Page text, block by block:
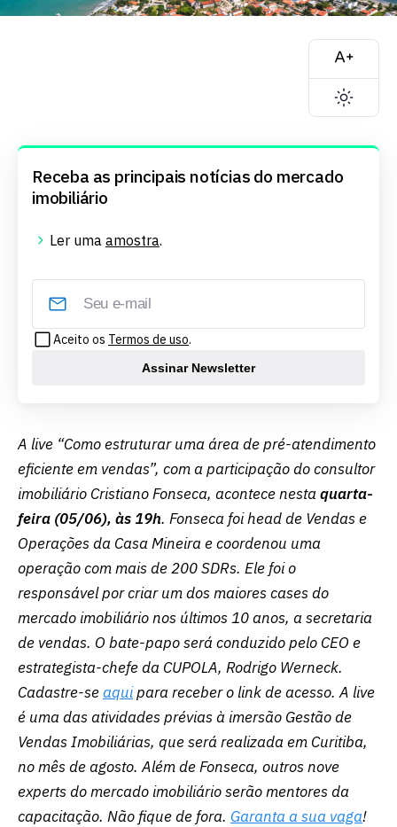
Receba as principais notícias do mercado
imobiliário
Ler uma amostra.
Aceito os Termos de uso.
Assinar Newsletter
A live “Como estruturar uma área de pré-atendimento
eficiente em vendas”, com a participação do consultor
imobiliário Cristiano Fonseca, acontece nesta quarta-
feira (05/06), às 19h. Fonseca foi head de Vendas e
Operações da Casa Mineira e coordenou uma
operação com mais de 200 SDRs. Ele foi o
responsável por criar um dos maiores cases do
mercado imobiliário nos últimos 10 anos, a secretaria
de vendas. O bate-papo será conduzido pelo CEO e
estrategista-chefe da CUPOLA, Rodrigo Werneck.
Cadastre-seaquipara receber o link de acesso. A live
é uma das atividades prévias à imersão Gestão de
Vendas Imobiliárias, que será realizada em Curitiba,
no mês de agosto. Além de Fonseca, outros nove
experts do mercado imobiliário serão mentores da
capacitação. Não fique de fora. Garanta a sua vaga!